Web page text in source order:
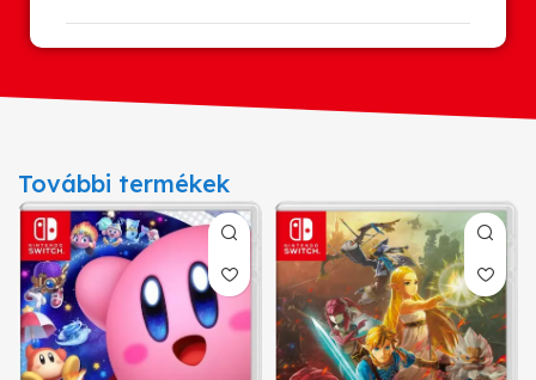
További termékek